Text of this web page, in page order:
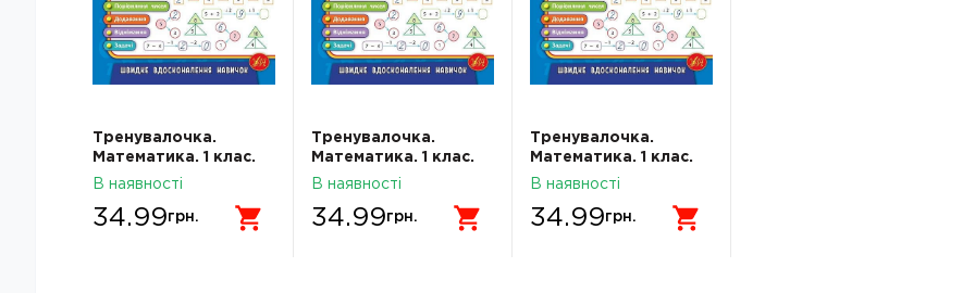
Тренувалочка.
Математика. 1 клас.
Зошит практичних
В наявності
34.99 грн.
Тренувалочка.
Математика. 1 клас.
Зошит практичних
В наявності
34.99 грн.
Тренувалочка.
Математика. 1 клас.
Зошит практичних
В наявності
34.99 грн.